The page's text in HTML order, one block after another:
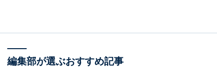
Threadsの残念なポイント（1）アカウント削除が
できない
編集部が選ぶおすすめ記事